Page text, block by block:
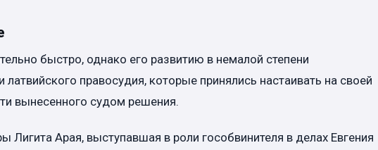
быстро, однако его развитию в немалой степени
латвийского правосудия, которые принялись настаивать на своей
вынесенного судом решения.
Лигита Арая, выступавшая в роли гособвинителя в делах Евгения